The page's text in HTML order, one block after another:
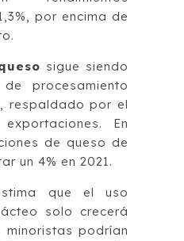
por encima de
sigue siendo
procesamiento
respaldado por el
En
de queso de
un 4% en 2021.
que el uso
solo crecerá
minoristas podrían